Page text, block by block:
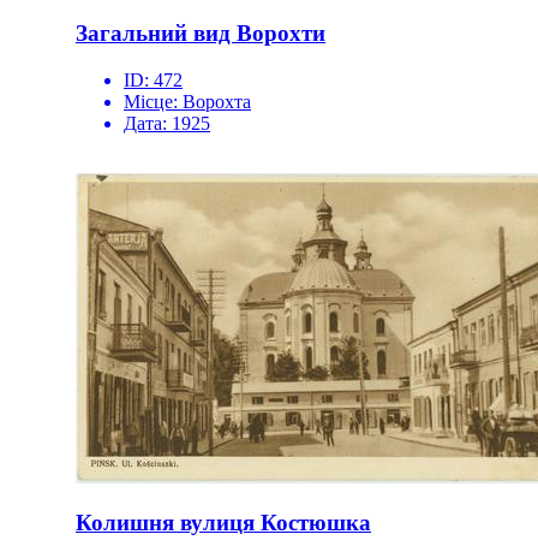
Загальний вид Ворохти
ID: 472
Місце: Ворохта
Дата: 1925
Колишня вулиця Костюшка